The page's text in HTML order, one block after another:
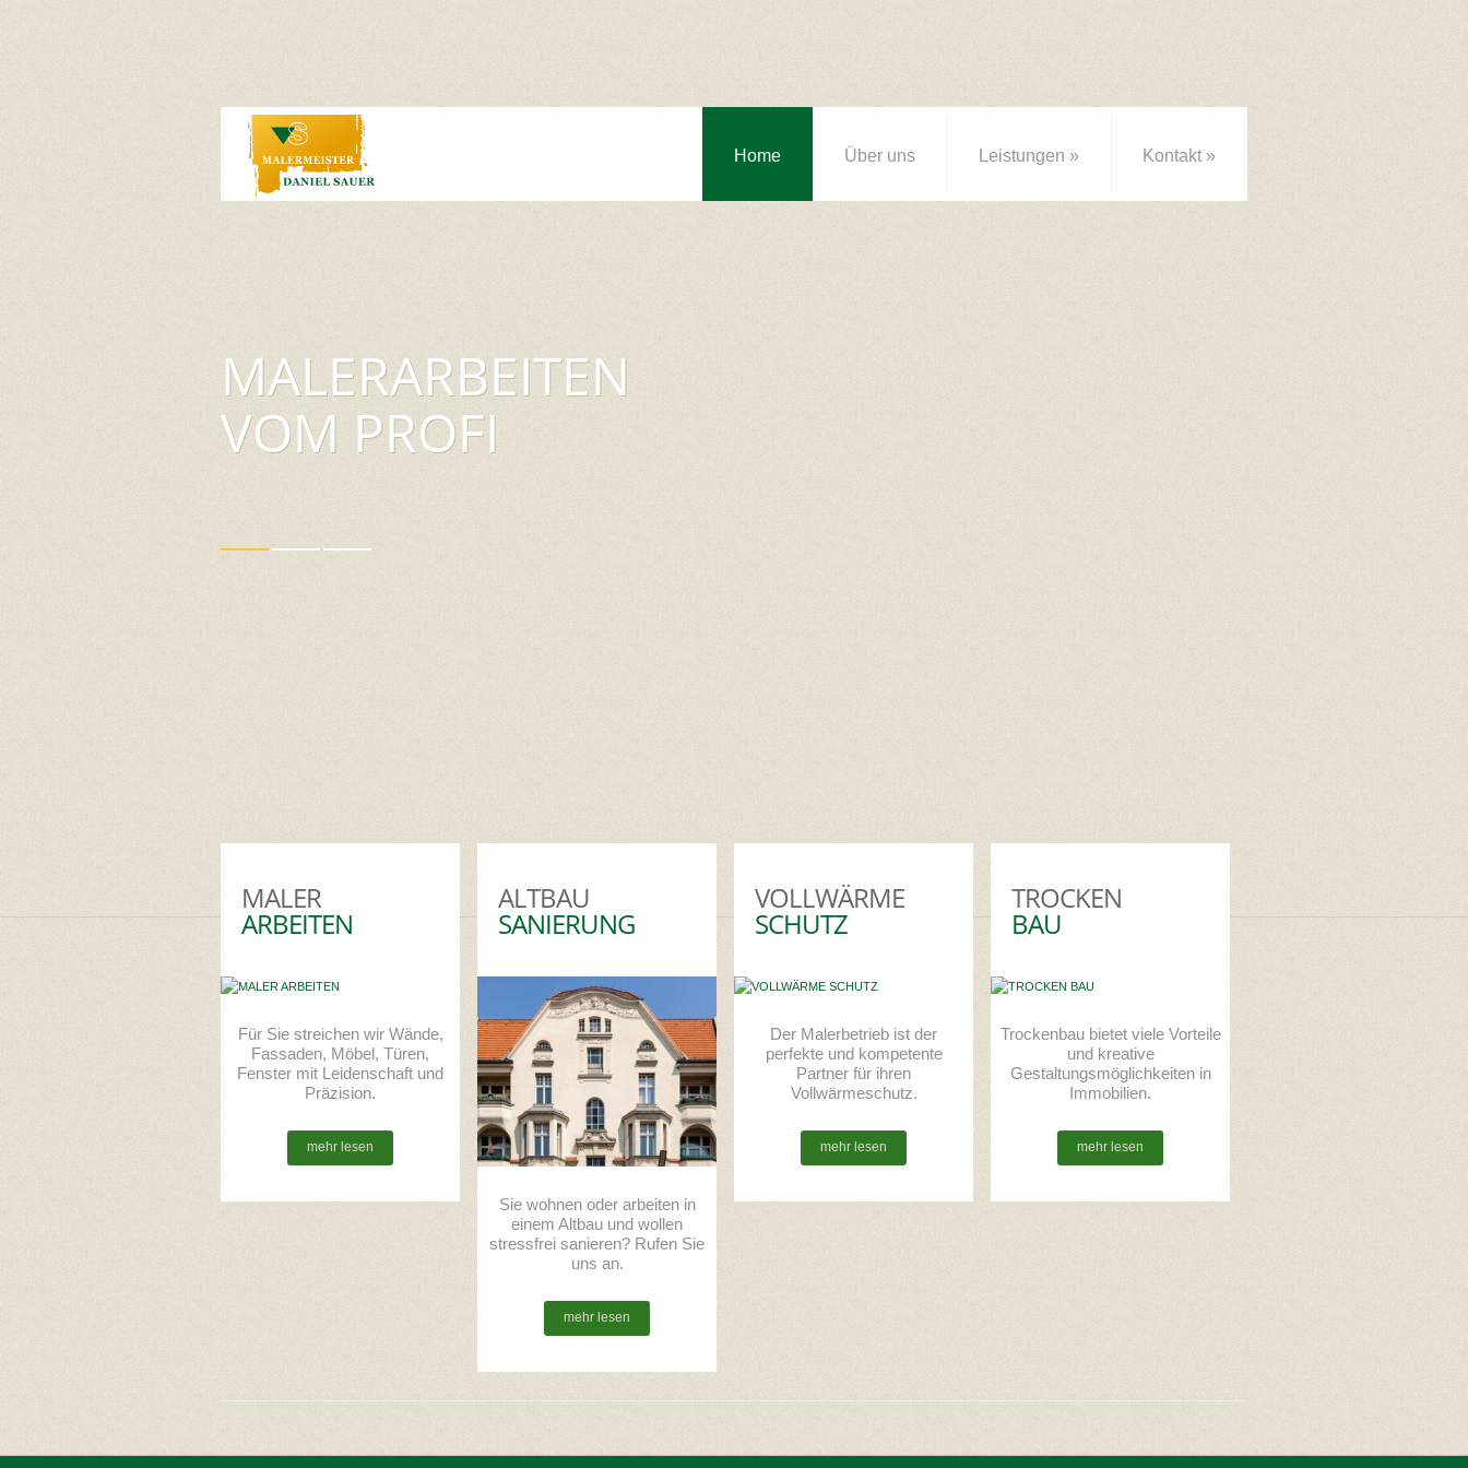
MALERARBEITEN
VOM PROFI
Home Über uns Leistungen » Kontakt »
MALER
ARBEITEN
Für Sie streichen wir Wände,
Fassaden, Möbel, Türen,
Fenster mit Leidenschaft und
Präzision.
mehr lesen
ALTBAU
SANIERUNG
Sie wohnen oder arbeiten in
einem Altbau und wollen
stressfrei sanieren? Rufen Sie
uns an.
mehr lesen
VOLLWÄRME
SCHUTZ
Der Malerbetrieb ist der
perfekte und kompetente
Partner für ihren
Vollwärmeschutz.
mehr lesen
TROCKEN
BAU
Trockenbau bietet viele Vorteile
und kreative
Gestaltungsmöglichkeiten in
Immobilien.
mehr lesen